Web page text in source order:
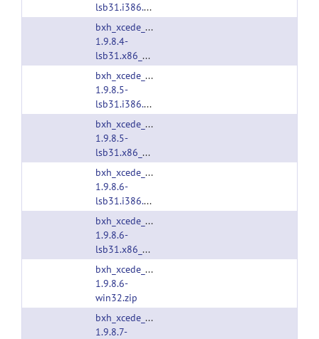
lsb31.i386.tgz
bxh_xcede_tools-
1.9.8.4-
lsb31.x86_64.tgz
bxh_xcede_tools-
1.9.8.5-
lsb31.i386.tgz
bxh_xcede_tools-
1.9.8.5-
lsb31.x86_64.tgz
bxh_xcede_tools-
1.9.8.6-
lsb31.i386.tgz
bxh_xcede_tools-
1.9.8.6-
lsb31.x86_64.tgz
bxh_xcede_tools-
1.9.8.6-
win32.zip
bxh_xcede_tools-
1.9.8.7-